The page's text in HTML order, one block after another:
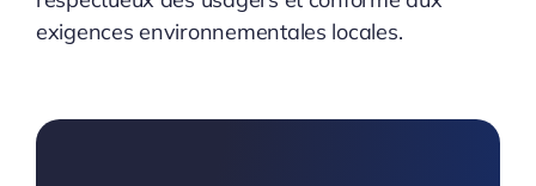
exigences environnementales locales.